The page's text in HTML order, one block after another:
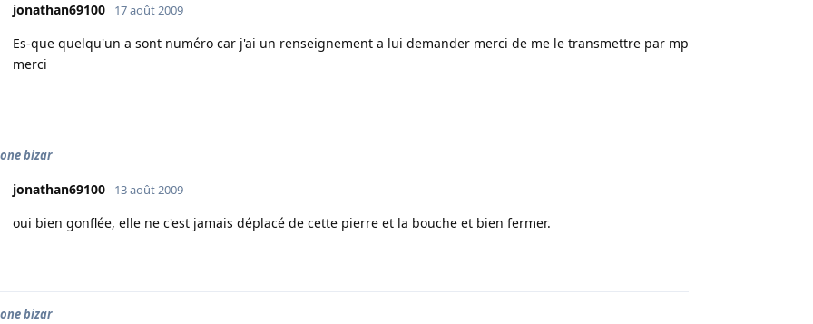
jonathan69100 17 août 2009
Es-que quelqu'un a sont numéro car j'ai un renseignement a lui demander merci de me le transmettre par mp
merci
bizar
jonathan69100 13 août 2009
oui bien gonflée, elle ne c'est jamais déplacé de cette pierre et la bouche et bien fermer.
bizar